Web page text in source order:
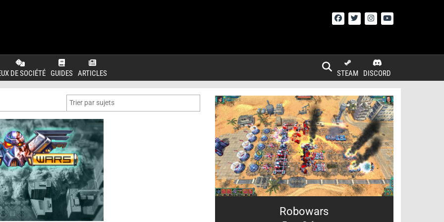
DE SOCIÉTÉ GUIDES ARTICLES DISCORD
STEAM
Robowars